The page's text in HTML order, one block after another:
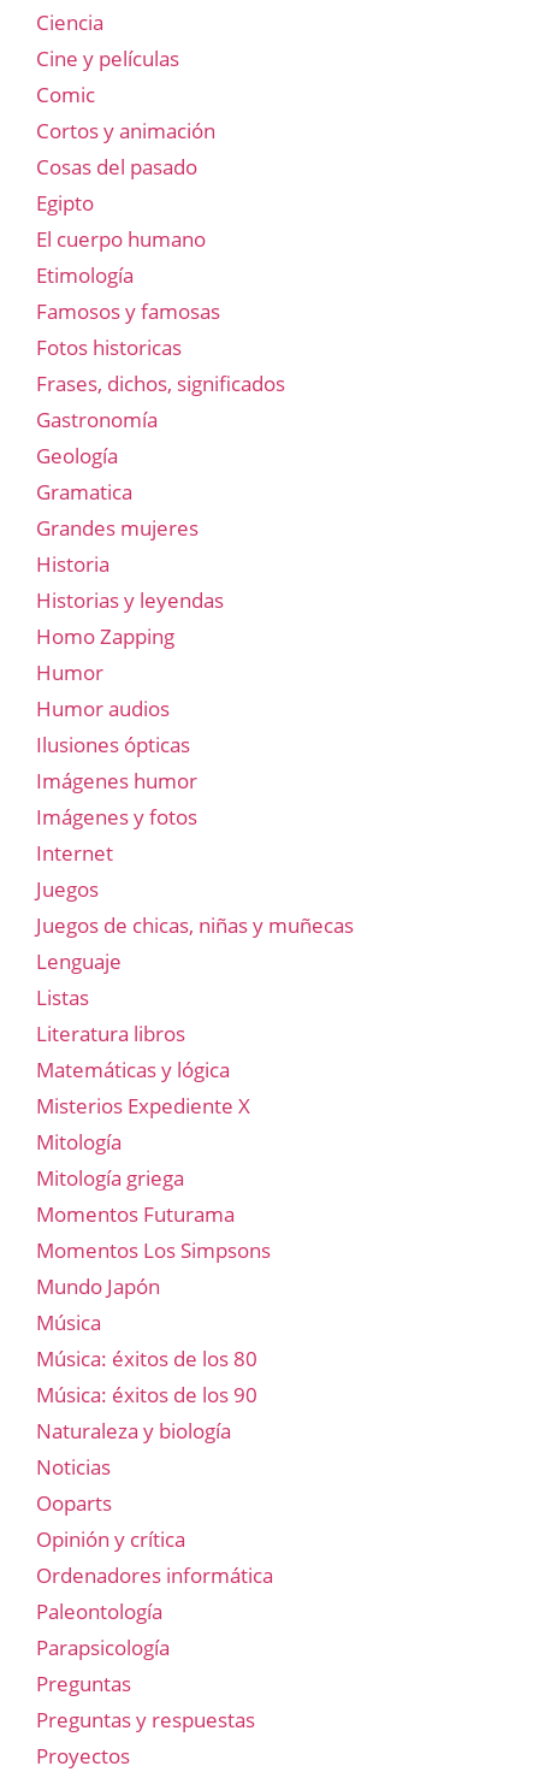
Ciencia
Cine y películas
Comic
Cortos y animación
Cosas del pasado
Egipto
El cuerpo humano
Etimología
Famosos y famosas
Fotos historicas
Frases, dichos, significados
Gastronomía
Geología
Gramatica
Grandes mujeres
Historia
Historias y leyendas
Homo Zapping
Humor
Humor audios
Ilusiones ópticas
Imágenes humor
Imágenes y fotos
Internet
Juegos
Juegos de chicas, niñas y muñecas
Lenguaje
Listas
Literatura libros
Matemáticas y lógica
Misterios Expediente X
Mitología
Mitología griega
Momentos Futurama
Momentos Los Simpsons
Mundo Japón
Música
Música: éxitos de los 80
Música: éxitos de los 90
Naturaleza y biología
Noticias
Ooparts
Opinión y crítica
Ordenadores informática
Paleontología
Parapsicología
Preguntas
Preguntas y respuestas
Proyectos